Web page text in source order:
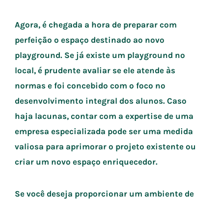
Agora, é chegada a hora de preparar com
perfeição o espaço destinado ao novo
playground. Se já existe um playground no
local, é prudente avaliar se ele atende às
normas e foi concebido com o foco no
desenvolvimento integral dos alunos. Caso
haja lacunas, contar com a expertise de uma
empresa especializada pode ser uma medida
valiosa para aprimorar o projeto existente ou
criar um novo espaço enriquecedor.
Se você deseja proporcionar um ambiente de